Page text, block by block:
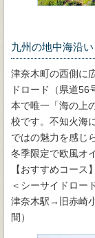
九州の地中海沿
津奈木町の西側に
ドロード（県道56
本で唯一「海の上
校です。不知火海
ではの魅力を感じ
冬季限定で欧風オ
【おすすめコース】
＜シーサイドロー
津奈木駅→旧赤崎
間）